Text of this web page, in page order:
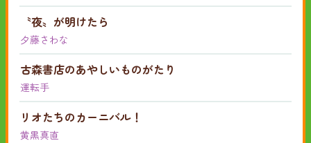
〝夜〟が明けたら
夕藤さわな
古森書店のあやしいものがたり
運転手
リオたちのカーニバル！
黄黒真直